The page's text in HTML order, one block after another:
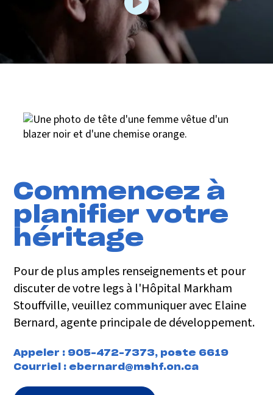
Commencez à
planifier votre
héritage
Pour de plus amples renseignements et pour
discuter de votre legs à l'Hôpital Markham
Stouffville, veuillez communiquer avec Elaine
Bernard, agente principale de développement.
Appeler : 905-472-7373, poste 6619
Courriel : ebernard@mshf.on.ca